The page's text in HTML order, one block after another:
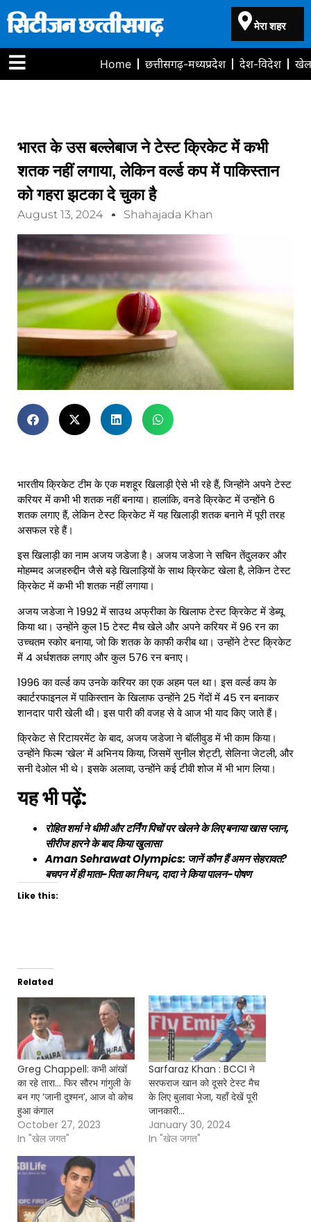
मेरा शहर
Home छत्तीसगढ़-मध्यप्रदेश देश-विदेश
भारत के उस बल्लेबाज ने टेस्ट क्रिकेट में कभी
शतक नहीं लगाया, लेकिन वर्ल्ड कप में पाकिस्तान
को गहरा झटका दे चुका है
August 13, 2024 Shahajada Khan
भारतीय क्रिकेट टीम के एक मशहूर खिलाड़ी ऐसे भी रहे हैं, जिन्होंने अपने टेस्ट
करियर में कभी भी शतक नहीं बनाया। हालांकि, वनडे क्रिकेट में उन्होंने 6
शतक लगाए हैं, लेकिन टेस्ट क्रिकेट में यह खिलाड़ी शतक बनाने में पूरी तरह
असफल रहे हैं।
इस खिलाड़ी का नाम अजय जडेजा है। अजय जडेजा ने सचिन तेंदुलकर और
मोहम्मद अजहरुद्दीन जैसे बड़े खिलाड़ियों के साथ क्रिकेट खेला है, लेकिन टेस्ट
क्रिकेट में कभी भी शतक नहीं लगाया।
अजय जडेजा ने 1992 में साउथ अफ्रीका के खिलाफ टेस्ट क्रिकेट में डेब्यू
किया था। उन्होंने कुल 15 टेस्ट मैच खेले और अपने करियर में 96 रन का
उच्चतम स्कोर बनाया, जो कि शतक के काफी करीब था। उन्होंने टेस्ट क्रिकेट
में 4 अर्धशतक लगाए और कुल 576 रन बनाए।
1996 का वर्ल्ड कप उनके करियर का एक अहम पल था। इस वर्ल्ड कप के
क्वार्टरफाइनल में पाकिस्तान के खिलाफ उन्होंने 25 गेंदों में 45 रन बनाकर
शानदार पारी खेली थी। इस पारी की वजह से वे आज भी याद किए जाते हैं।
क्रिकेट से रिटायरमेंट के बाद, अजय जडेजा ने बॉलीवुड में भी काम किया।
उन्होंने फिल्म ‘खेल’ में अभिनय किया, जिसमें सुनील शेट्टी, सेलिना जेटली, और
सनी देओल भी थे। इसके अलावा, उन्होंने कई टीवी शोज में भी भाग लिया।
यह भी पढ़ें:
रोहित शर्मा ने धीमी और टर्निंग पिचों पर खेलने के लिए बनाया खास प्लान,
सीरीज हारने के बाद किया खुलासा
Aman Sehrawat Olympics: जानें कौन हैं अमन सेहरावत?
बचपन में ही माता-पिता का निधन, दादा ने किया पालन-पोषण
Like this:
Related
Greg Chappell: कभी आंखों
का रहे तारा… फिर सौरभ गांगुली के
बन गए ‘जानी दुश्मन’, आज वो कोच
हुआ कंगाल
October 27, 2023
In "खेल जगत"
Sarfaraz Khan : BCCI ने
सरफराज खान को दूसरे टेस्ट मैच
के लिए बुलावा भेजा, यहाँ देखें पूरी
जानकारी…
January 30, 2024
In "खेल जगत"